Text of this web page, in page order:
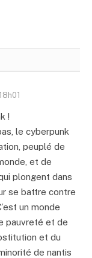
!
le cyberpunk
peuplé de
et de
plongent dans
se battre contre
un monde
pauvreté et de
et du
de nantis